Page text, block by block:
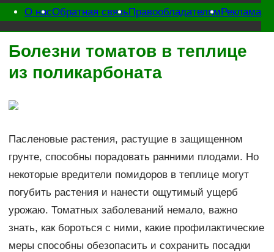
О насОбратная связьПравообладателямРеклама
Болезни томатов в теплице
из поликарбоната
Пасленовые растения, растущие в защищенном
грунте, способны порадовать ранними плодами. Но
некоторые вредители помидоров в теплице могут
погубить растения и нанести ощутимый ущерб
урожаю. Томатных заболеваний немало, важно
знать, как бороться с ними, какие профилактические
меры способны обезопасить и сохранить посадки